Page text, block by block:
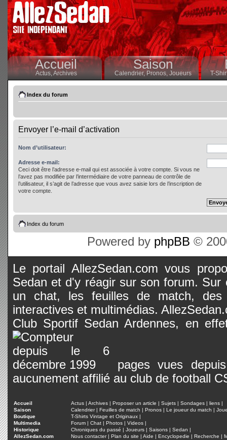
Accueil
Actus,Archives
Saison
Calendrier,Pronos, Joueurs T-
Index du forum
Envoyer l’e-mail d’activation
Nom d’utilisateur:
Adresse e-mail:
Ceci doit être l’adresse e-mail qui est associée à votre compte. Si vous ne
l’avez pas modifiée par l’intermédiaire de votre panneau de contrôle de
l’utilisateur, il s’agit de l’adresse que vous avez saisie lors de l’inscription de
votre compte.
Index du forum
Powered by phpBB ©
Le portail AllezSedan.com vous
Sedan et d'y réagir sur son forum.
un chat, les feuilles de match, des
interactives et multimédias.
Club Sportif Sedan Ardennes, en
pages vues
aucunement affilié au club de football
Accueil Actus | Archives | Proposer un article | Sujets | Sondages | liens |
Saison
Calendrier| Feuilles de match | Pronos | Le joueur du match |
Boutique
T-Shirts Vintage et Originaux |
Multimedia
Forum | Chat | Photos | Videos |
Historique
Chroniques du passé | Joueurs | Saisons | Sedan |
AllezSedan.com
Nous contacter| Plan du site | Aide | Encyclopedie | Recherche |